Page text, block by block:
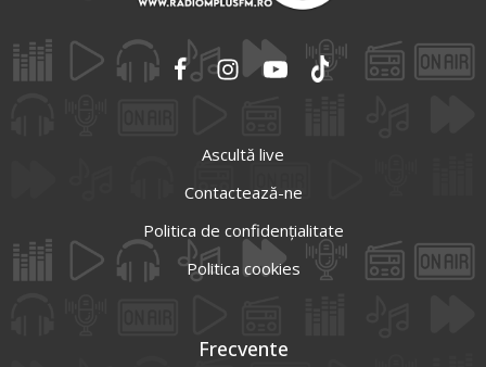
Ascultă live
Contactează-ne
Politica de confidențialitate
Politica cookies
Frecvente